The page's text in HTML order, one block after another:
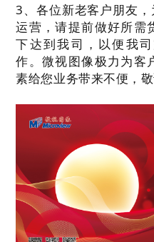
3、各位新老客户朋友
运营，请提前做好所需
下达到我司，以便我
作。微视图像极力为客
素给您业务带来不便，敬